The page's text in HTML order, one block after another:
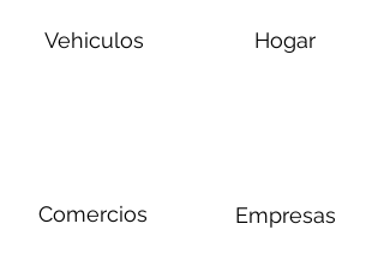
Vehiculos
Comercios
Hogar
Empresas